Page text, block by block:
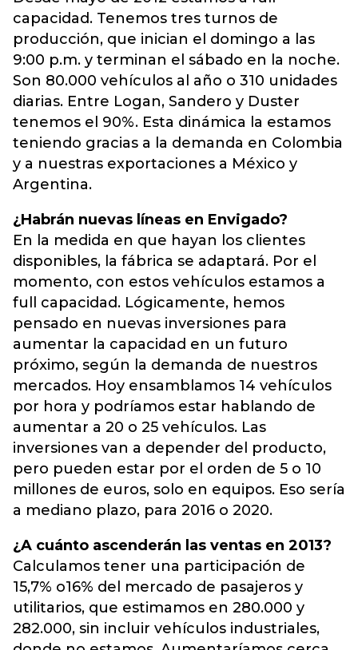
capacidad. Tenemos tres turnos de
producción, que inician el domingo a las
9:00 p.m. y terminan el sábado en la noche.
Son 80.000 vehículos al año o 310 unidades
diarias. Entre Logan, Sandero y Duster
tenemos el 90%. Esta dinámica la estamos
teniendo gracias a la demanda en Colombia
y a nuestras exportaciones a México y
Argentina.
¿Habrán nuevas líneas en Envigado?
En la medida en que hayan los clientes
disponibles, la fábrica se adaptará. Por el
momento, con estos vehículos estamos a
full capacidad. Lógicamente, hemos
pensado en nuevas inversiones para
aumentar la capacidad en un futuro
próximo, según la demanda de nuestros
mercados. Hoy ensamblamos 14 vehículos
por hora y podríamos estar hablando de
aumentar a 20 o 25 vehículos. Las
inversiones van a depender del producto,
pero pueden estar por el orden de 5 o 10
millones de euros, solo en equipos. Eso sería
a mediano plazo, para 2016 o 2020.
¿A cuánto ascenderán las ventas en 2013?
Calculamos tener una participación de
15,7% o16% del mercado de pasajeros y
utilitarios, que estimamos en 280.000 y
282.000, sin incluir vehículos industriales,